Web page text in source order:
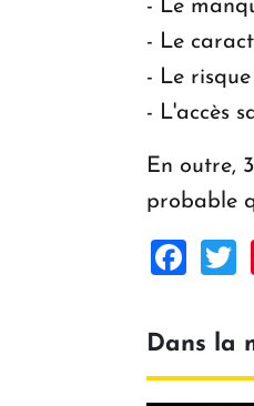
- Le
- Le
- Le
- L'accès
En outre,
probable
Dans la